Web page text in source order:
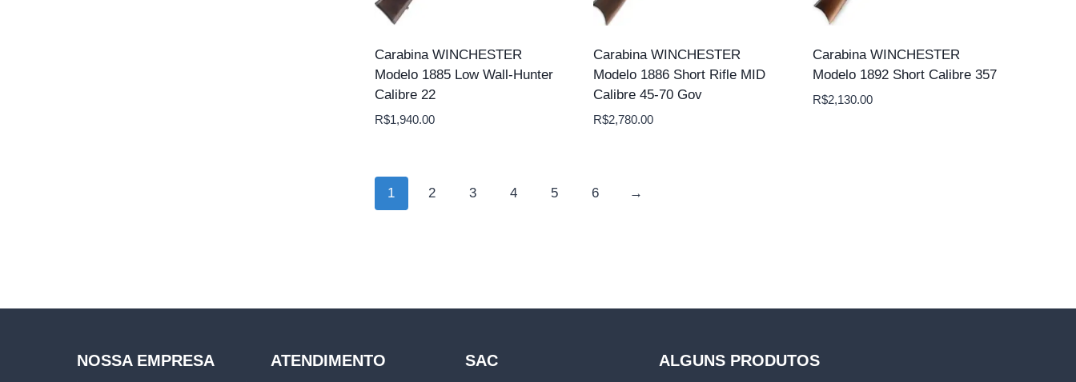
Carabina WINCHESTER
Modelo 1885 Low Wall-Hunter
Calibre 22
R$1,940.00
Carabina WINCHESTER
Modelo 1886 Short Rifle MID
Calibre 45-70 Gov
R$2,780.00
Carabina WINCHESTER
Modelo 1892 Short Calibre 357
R$2,130.00
1 2 3 4 5 6 →
NOSSA EMPRESA ATENDIMENTO SAC ALGUNS PRODUTOS